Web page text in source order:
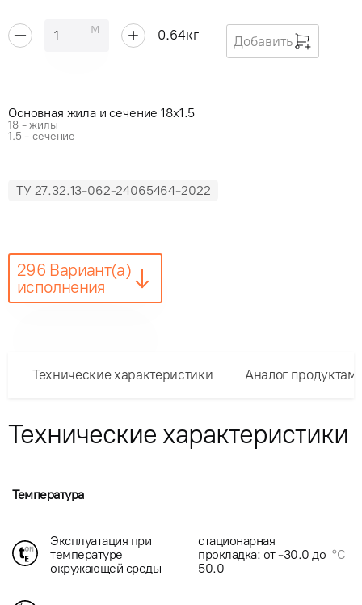
м 0.64кг Добавить
Основная жила и сечение 18x1.5
18 - жилы
1.5 - сечение
ТУ 27.32.13-062-24065464-2022
296 Вариант(а)
исполнения
Технические характеристики Аналог
Технические характеристики
Температура
Эксплуатация при
температуре
окружающей среды
стационарная
прокладка: от -30.0 до
50.0
°C